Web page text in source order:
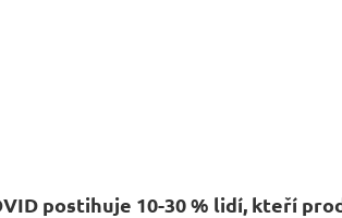
postihuje 10-30 % lidí, kteří